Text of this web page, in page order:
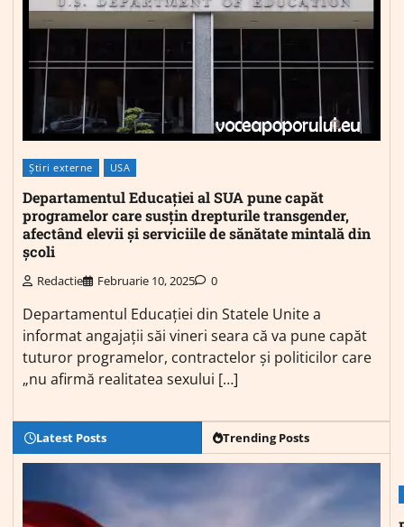
Știri externe USA
Departamentul Educației al SUA pune capăt
programelor care susțin drepturile transgen­der,
afectând elevii și serviciile de sănătate mintală din
școli
Redactie Februarie 10, 2025 0
Departamentul Educației din Statele Unite a
informat angajații săi vineri seara că va pune capăt
tuturor programelor, contractelor și politicilor care
„nu afirmă realitatea sexului […]
Latest Posts Trending Posts